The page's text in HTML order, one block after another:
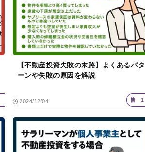
【不動産投資失敗の末路】よくあるパタ
ーンや失敗の原因を解説
2024/12/04 1